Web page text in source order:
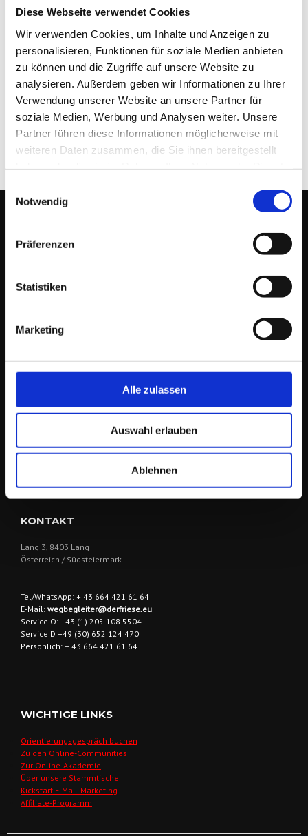
Diese Webseite verwendet Cookies
Wir verwenden Cookies, um Inhalte und Anzeigen zu
personalisieren, Funktionen für soziale Medien anbieten
zu können und die Zugriffe auf unsere Website zu
analysieren. Außerdem geben wir Informationen zu Ihrer
Verwendung unserer Website an unsere Partner für
soziale Medien, Werbung und Analysen weiter. Unsere
Partner führen diese Informationen möglicherweise mit
weiteren Daten zusammen, die Sie ihnen bereitgestellt
Notwendig
Präferenzen
Statistiken
Marketing
Alle zulassen
Auswahl erlauben
Ablehnen
MetaCompass Public Relations
22. AUGUST 2025
Ich berate & begleite meine AuftraggeberInnen
in vielen Bereichen
Wegbegleiter
Dienstleistungen.
parallel auch als
für eine Auswahl
größerer Unternehmen im In- & Ausland tätig.
KONTAKT
Lang 3, 8403 Lang
Österreich / Südsteiermark
Tel/WhatsApp: + 43 664 421 61 64
E-Mail: wegbegleiter@derfriese.eu
Service Ö: +43 (1) 205 108 5504
Service D +49 (30) 652 124 470
Persönlich: + 43 664 421 61 64
WICHTIGE LINKS
Orientierungsgespräch buchen
Zu den Online-Communities
Zur Online-Akademie
Über unsere Stammtische
Kickstart E-Mail-Marketing
Affiliate-Programm